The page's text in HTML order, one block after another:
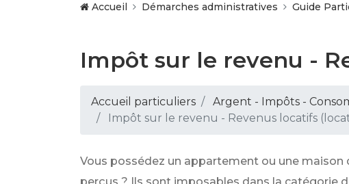
Accueil Démarches administratives Guide
Impôt sur le revenu -
Accueil particuliers Argent - Impôts -
Impôt sur le revenu - Revenus locatifs
Vous possédez un appartement ou une maison